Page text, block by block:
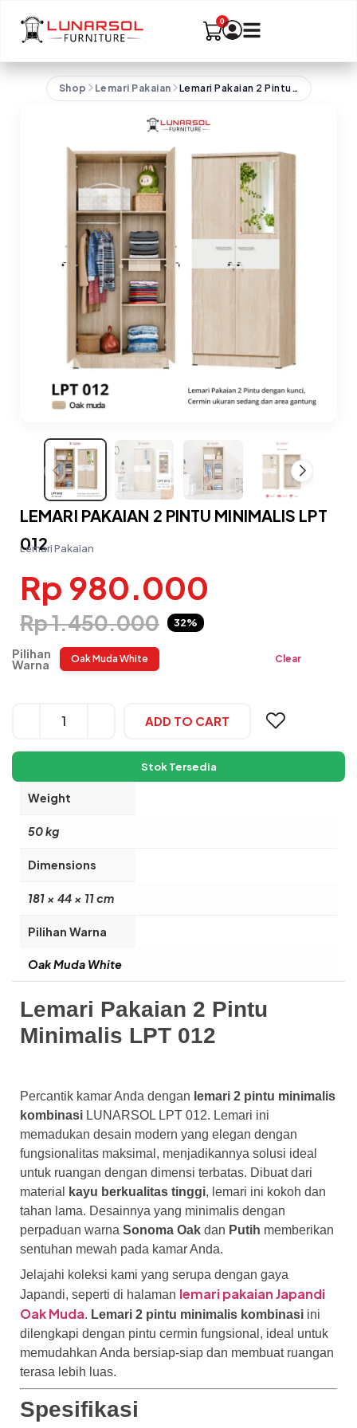
Shop Lemari Pakaian Lemari Pakaian 2 Pintu Minimalis LPT 012
LEMARI PAKAIAN 2 PINTU MINIMALIS LPT
012
Lemari Pakaian
Rp 980.000
Rp 1.450.000 32%
Pilihan
Warna Oak Muda White Clear
ADD TO CART
Alternative:
Stok Tersedia
Weight
50 kg
Dimensions
181 × 44 × 11 cm
Pilihan Warna
Oak Muda White
Lemari Pakaian 2 Pintu
Minimalis LPT 012
Percantik kamar Anda dengan lemari 2 pintu minimalis
kombinasi LUNARSOL LPT 012. Lemari ini
memadukan desain modern yang elegan dengan
fungsionalitas maksimal, menjadikannya solusi ideal
untuk ruangan dengan dimensi terbatas. Dibuat dari
material
kayu berkualitas tinggi, lemari ini kokoh dan
tahan lama. Desainnya yang minimalis dengan
perpaduan warna Sonoma Oak dan Putih memberikan
sentuhan mewah pada kamar Anda.
Jelajahi koleksi kami yang serupa dengan gaya
Japandi, seperti di halaman lemari pakaian Japandi
Oak Muda. Lemari 2 pintu minimalis kombinasi ini
dilengkapi dengan pintu cermin fungsional, ideal untuk
memudahkan Anda bersiap-siap dan membuat ruangan
terasa lebih luas.
Spesifikasi